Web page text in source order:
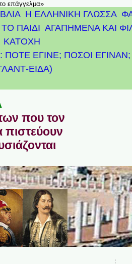
επάγγελμα»
Η ΕΛΛΗΝΙΚΗ ΓΛΩΣΣΑ
ΠΑΙΔΙ ΑΓΑΠΗΜΕΝΑ ΚΑΙ
ΚΑΤΟΧΗ
ΕΓΙΝΕ; ΠΟΣΟΙ
ΕΙΔΑ)
που τον
πιστεύουν